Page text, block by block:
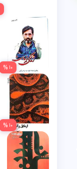
۱۰ %
۱۰ %